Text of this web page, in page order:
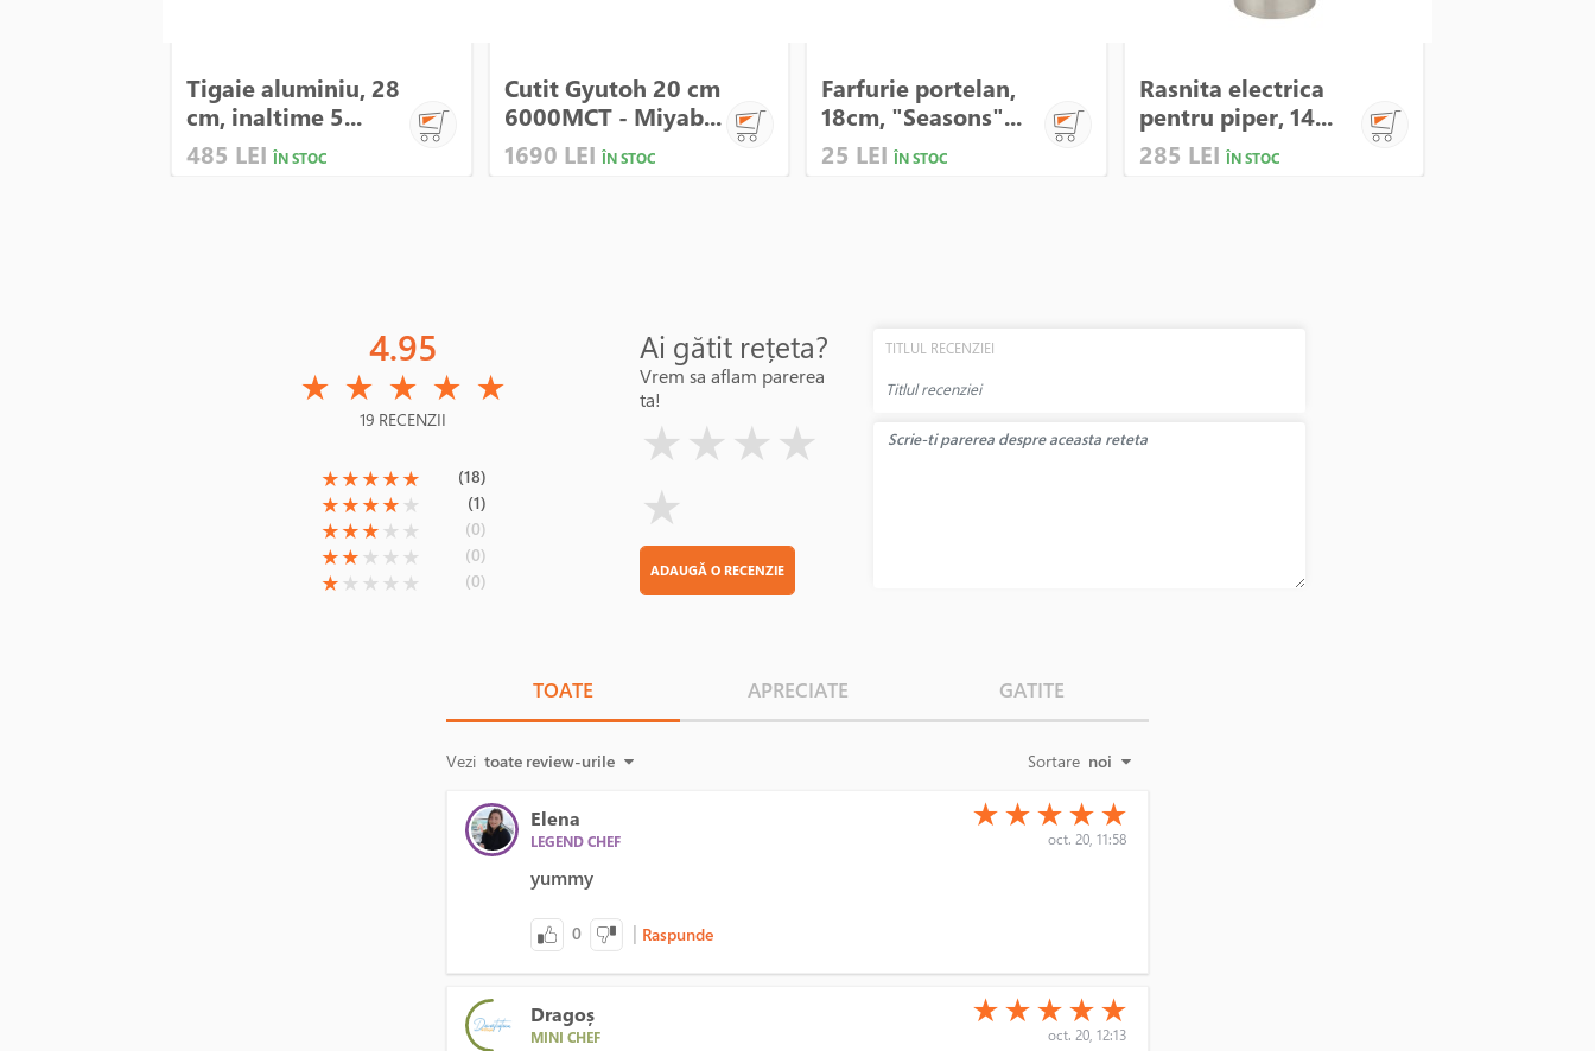
Tigaie aluminiu, 28
cm, inaltime 5...
485 LEI ÎN STOC
Cutit Gyutoh 20 cm
6000MCT - Miyab...
1690 LEI ÎN STOC
Farfurie portelan,
18cm, "Seasons"...
25 LEI ÎN STOC
Rasnita electrica
pentru piper, 14...
285 LEI ÎN STOC
4.95
★ ★ ★ ★ ★
19 RECENZII
(*)
★(*)
★(*)
★(*)
★(*)
★ (18)
(*)
★(*)
★(*)
★(*)
★ ( )
★ (1)
(*)
★(*)
★(*)
★ ( )
★ ( )
★ (0)
(*)
★(*)
★ ( )
★ ( )
★ ( )
★ (0)
(*)
★ ( )
★ ( )
★ ( )
★ ( )
★ (0)
Ai gătit rețeta?
Vrem sa aflam parerea
ta!
★ ★ ★ ★
★
ADAUGĂ O RECENZIE
TITLUL RECENZIEI
TOATE APRECIATE GATITE
Vezi toate review-urile Sortare noi
Elena
LEGEND CHEF
(*)
★ (*)
★ (*)
★ (*)
★ (*)
★
oct. 20, 11:58
yummy
0 | Raspunde
Dragoș
MINI CHEF
(*)
★ (*)
★ (*)
★ (*)
★ (*)
★
oct. 20, 12:13